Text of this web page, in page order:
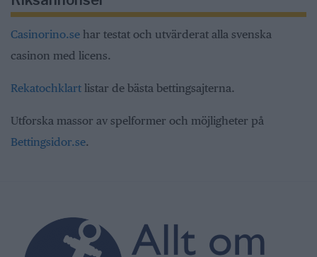
Casinorino.se har testat och utvärderat alla svenska
casinon med licens.
Rekatochklart listar de bästa bettingsajterna.
Utforska massor av spelformer och möjligheter på
Bettingsidor.se.